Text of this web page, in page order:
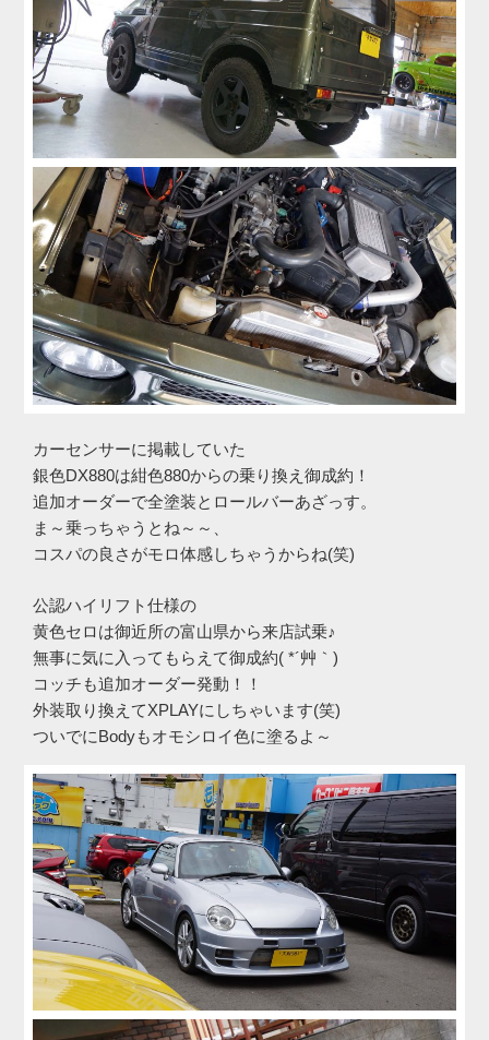
カーセンサーに掲載していた
銀色DX880は紺色880からの乗り換え御成約！
追加オーダーで全塗装とロールバーあざっす。
ま～乗っちゃうとね～～、
コスパの良さがモロ体感しちゃうからね(笑)
公認ハイリフト仕様の
黄色セロは御近所の富山県から来店試乗♪
無事に気に入ってもらえて御成約( *´艸｀)
コッチも追加オーダー発動！！
外装取り換えてXPLAYにしちゃいます(笑)
ついでにBodyもオモシロイ色に塗るよ～